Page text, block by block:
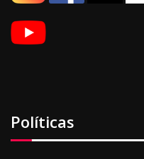
Políticas